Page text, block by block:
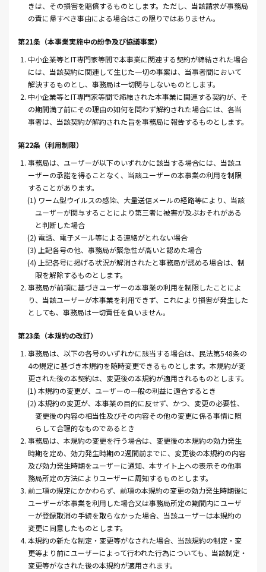
きは、その損害を賠償するものとします。ただし、当該請求が事務局
の責に帰すべき事由による場合はこの限りではありません。
第21条（本事業実施中の紛争及び協議事案）
1. 中小企業等とIT専門家等間で本事業に関連する契約が締結された場合
には、当該契約に関連して生じた一切の事案は、当事者間において
解決するものとし、事務局は一切関与しないものとします。
2. 中小企業等とIT専門家等間で締結された本事業に関連する契約が、そ
の期間満了前にその理由の如何を問わず解約された場合には、各当
事者は、当該契約が解約された旨を事務局に報告するものとします。
第22条（利用制限）
1. 事務局は、ユーザーが以下のいずれかに該当する場合には、当該ユ
ーザーの承諾を得ることなく、当該ユーザーの本事業の利用を制限
することがあります。
(1) ワーム型ウイルスの感染、大量送信メールの経路等により、当該
ユーザーが関与することにより第三者に被害が及ぶおそれがある
と判断した場合
(2) 電話、電子メール等による連絡がとれない場合
(3) 上記各号の他、事務局が緊急性が高いと認めた場合
(4) 上記各号に掲げる状況が解消されたと事務局が認める場合は、制
限を解除するものとします。
2. 事務局が前項に基づきユーザーの本事業の利用を制限したことによ
り、当該ユーザーが本事業を利用できず、これにより損害が発生した
としても、事務局は一切責任を負いません。
第23条（本規約の改訂）
1. 事務局は、以下の各号のいずれかに該当する場合は、民法第548条の
4の規定に基づき本規約を随時変更できるものとします。本規約が変
更された後の本契約は、変更後の本規約が適用されるものとします。
(1) 本規約の変更が、ユーザーの一般の利益に適合するとき
(2) 本規約の変更が、本事業の目的に反せず、かつ、変更の必要性、
変更後の内容の相当性及びその内容その他の変更に係る事情に照
らして合理的なものであるとき
2. 事務局は、本規約の変更を行う場合は、変更後の本規約の効力発生
時期を定め、効力発生時期の2週間前までに、変更後の本規約の内容
及び効力発生時期をユーザーに通知、本サイト上への表示その他事
務局所定の方法によりユーザーに周知するものとします。
3. 前二項の規定にかかわらず、前項の本規約の変更の効力発生時期後に
ユーザーが本事業を利用した場合又は事務局所定の期間内にユーザ
ーが登録取消の手続を取らなかった場合、当該ユーザーは本規約の
変更に同意したものとします。
4. 本規約の新たな制定・変更等がなされた場合、当該規約の制定・変
更等より前にユーザーによって行われた行為についても、当該制定・
変更等がなされた後の本規約が適用されます。